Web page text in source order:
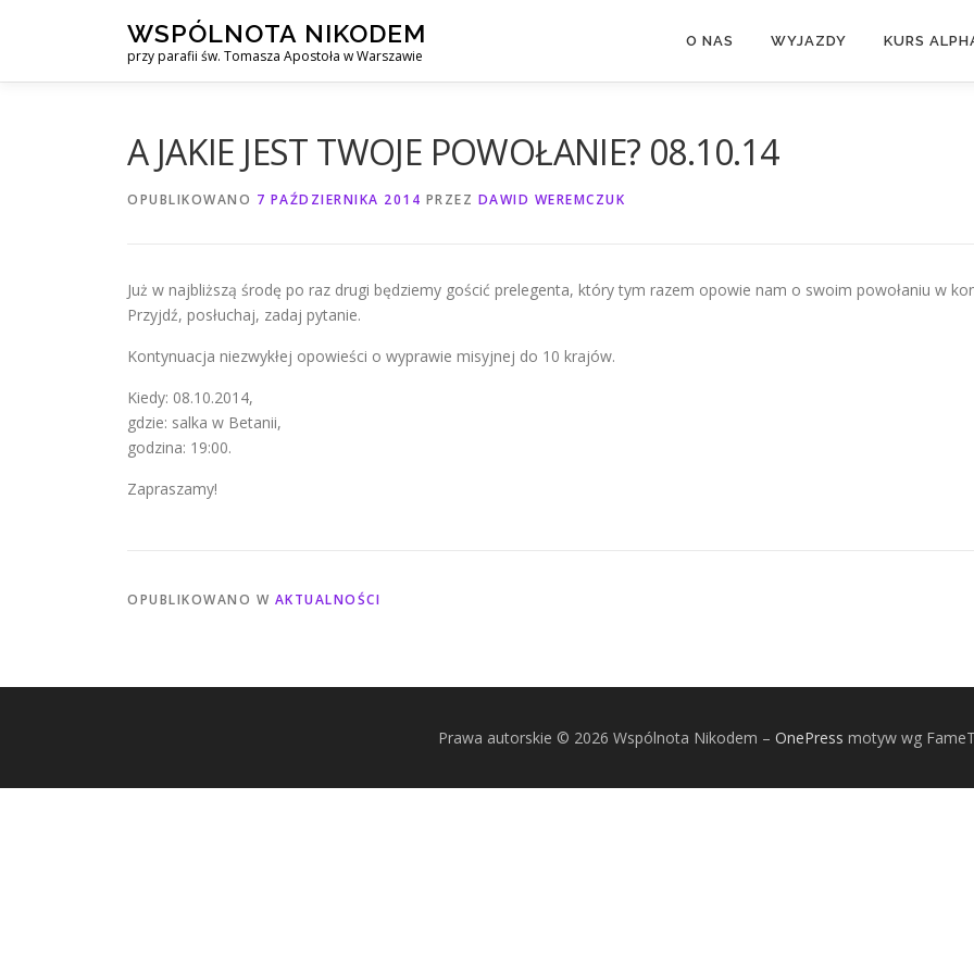
WSPÓLNOTA NIKODEM
przy parafii św. Tomasza Apostoła w Warszawie
O NAS WYJAZDY KURS
A JAKIE JEST TWOJE POWOŁANIE? 08.10.14
OPUBLIKOWANO 7 PAŹDZIERNIKA 2014 PRZEZ DAWID WEREMCZUK
Już w najbliższą środę po raz drugi będziemy gościć prelegenta, który tym razem opowie nam o swoim powołaniu w
Przyjdź, posłuchaj, zadaj pytanie.
Kontynuacja niezwykłej opowieści o wyprawie misyjnej do 10 krajów.
Kiedy: 08.10.2014,
gdzie: salka w Betanii,
godzina: 19:00.
Zapraszamy!
OPUBLIKOWANO W AKTUALNOŚCI
Prawa autorskie © 2026 Wspólnota Nikodem – OnePress motyw wg